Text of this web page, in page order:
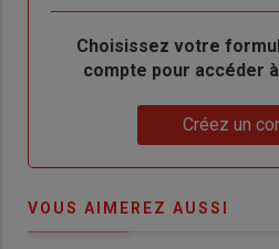
BodyChoisissez votre
compte pour accéder
Créez un
VOUS AIMEREZ AUSSI